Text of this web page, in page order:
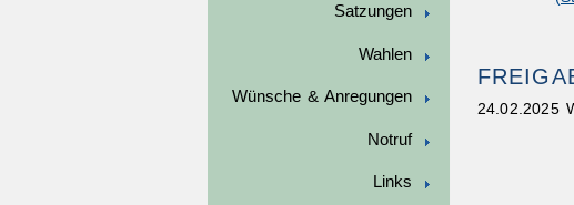
Satzungen
Wahlen
Wünsche & Anregungen
Notruf
Links
24.02.2025